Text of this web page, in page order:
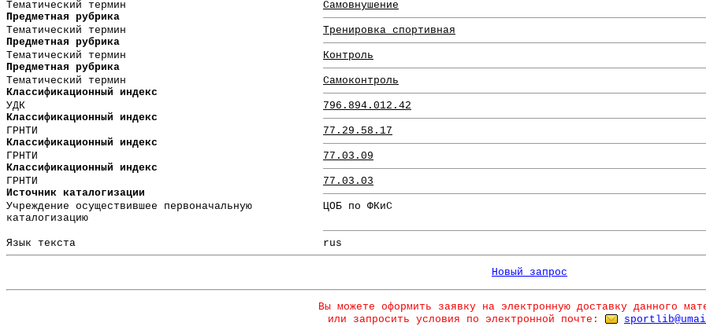
Тематический термин
Самовнушение
Предметная рубрика
Тематический термин
Тренировка спортивная
Предметная рубрика
Тематический термин
Контроль
Предметная рубрика
Тематический термин
Самоконтроль
Классификационный индекс
УДК
796.894.012.42
Классификационный индекс
ГРНТИ
77.29.58.17
Классификационный индекс
ГРНТИ
77.03.09
Классификационный индекс
ГРНТИ
77.03.03
Источник каталогизации
Учреждение осуществившее первоначальную
каталогизацию
ЦОБ по ФКиС
Язык текста rus
Новый запрос
Вы можете оформить заявку на электронную доставку данного
или запросить условия по электронной почте: